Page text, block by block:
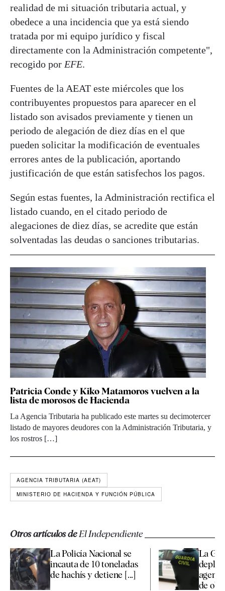
realidad de mi situación tributaria actual, y
obedece a una incidencia que ya está siendo
tratada por mi equipo jurídico y fiscal
directamente con la Administración competente",
recogido por EFE.
Fuentes de la AEAT este miércoles que los
contribuyentes propuestos para aparecer en el
listado son avisados previamente y tienen un
periodo de alegación de diez días en el que
pueden solicitar la modificación de eventuales
errores antes de la publicación, aportando
justificación de que están satisfechos los pagos.
Según estas fuentes, la Administración rectifica el
listado cuando, en el citado periodo de
alegaciones de diez días, se acredite que están
solventadas las deudas o sanciones tributarias.
Patricia Conde y Kiko Matamoros vuelven a la
lista de morosos de Hacienda
La Agencia Tributaria ha publicado este martes su decimotercer
listado de mayores deudores con la Administración Tributaria, y
los rostros […]
AGENCIA TRIBUTARIA (AEAT)
MINISTERIO DE HACIENDA Y FUNCIÓN PÚBLICA
Otros artículos deEl Independiente
La Policía Nacional se
incauta de 10 toneladas
de hachís y detiene [...]
La
de